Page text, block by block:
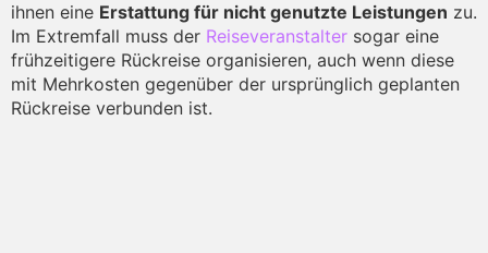
ihnen eine Erstattung für nicht genutzte Leistungen zu.
Im Extremfall muss der Reiseveranstalter sogar eine
frühzeitigere Rückreise organisieren, auch wenn diese
mit Mehrkosten gegenüber der ursprünglich geplanten
Rückreise verbunden ist.